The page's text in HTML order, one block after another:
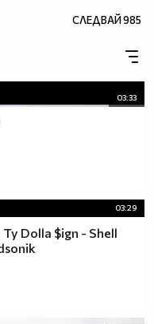
СЛЕДВАЙ985
03:33
03:29
Dolla $ign - Shell